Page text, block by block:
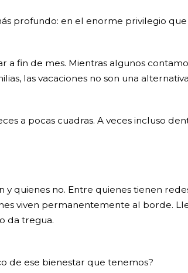
profundo: en el enorme privilegio
fin de mes. Mientras algunos
las vacaciones no son una
a pocas cuadras. A veces incluso
y quienes no. Entre quienes tienen
viven permanentemente al borde.
da tregua.
de ese bienestar que tenemos?